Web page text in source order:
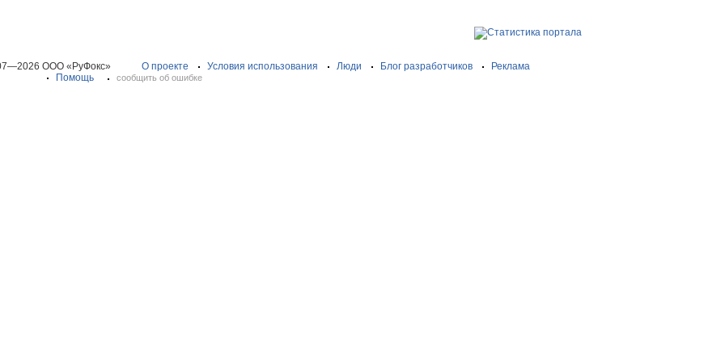
ООО «РуФокс» О проекте Условия использования Люди Блог разработчиков
Реклама
Помощь
сообщить об ошибке